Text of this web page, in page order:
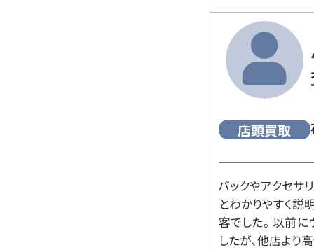
店頭買取
バックやアクセサ
とわかりやすく説
客でした。 以前
したが、他店より